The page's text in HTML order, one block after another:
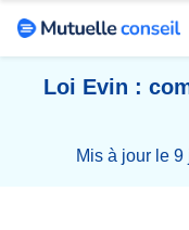
Loi Evin :
Mis à jour le